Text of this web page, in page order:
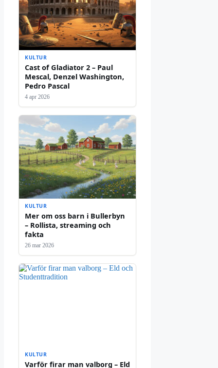
KULTUR
Cast of Gladiator 2 – Paul
Mescal, Denzel Washington,
Pedro Pascal
4 apr 2026
KULTUR
Mer om oss barn i Bullerbyn
– Rollista, streaming och
fakta
26 mar 2026
KULTUR
Varför firar man valborg – Eld